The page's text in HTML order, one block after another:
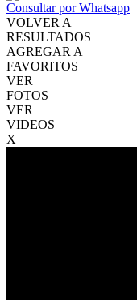
Consultar por Whatsapp
VOLVER A
RESULTADOS
AGREGAR A
FAVORITOS
VER
FOTOS
VER
VIDEOS
X